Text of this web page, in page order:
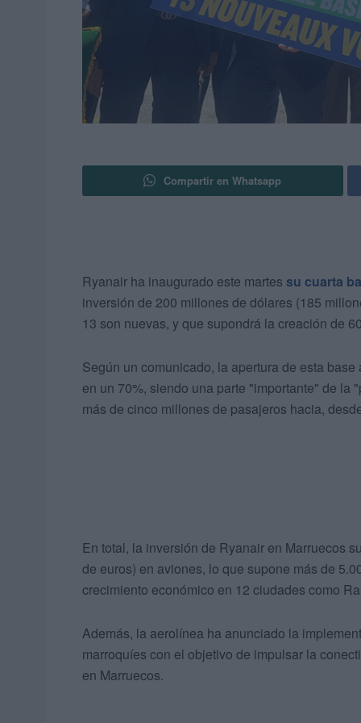
Compartir en Whatsapp
Ryanair ha inaugurado este martes su cuarta
inversión de 200 millones de dólares (185
13 son nuevas, y que supondrá la creación de
Según un comunicado, la apertura de esta
en un 70%, siendo una parte "importante" de la
más de cinco millones de pasajeros hacia,
En total, la inversión de Ryanair en Marruecos
de euros) en aviones, lo que supone más de
crecimiento económico en 12 ciudades como
Además, la aerolínea ha anunciado la
marroquíes con el objetivo de impulsar la
en Marruecos.